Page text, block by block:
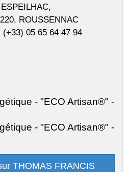
ESPEILHAC,
ROUSSENNAC
(+33) 05 65 64 47 94
- "ECO Artisan®" -
- "ECO Artisan®" -
THOMAS FRANCIS